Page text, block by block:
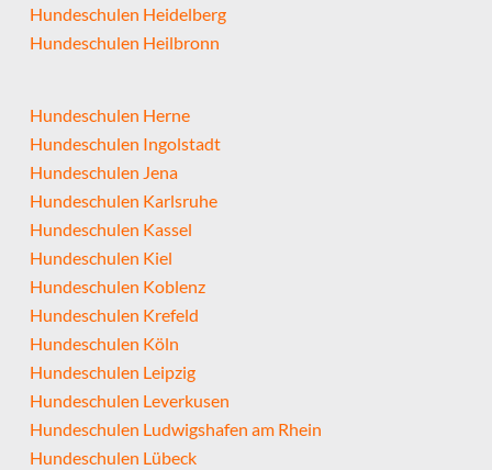
Hundeschulen Heidelberg
Hundeschulen Heilbronn
Hundeschulen Herne
Hundeschulen Ingolstadt
Hundeschulen Jena
Hundeschulen Karlsruhe
Hundeschulen Kassel
Hundeschulen Kiel
Hundeschulen Koblenz
Hundeschulen Krefeld
Hundeschulen Köln
Hundeschulen Leipzig
Hundeschulen Leverkusen
Hundeschulen Ludwigshafen am Rhein
Hundeschulen Lübeck